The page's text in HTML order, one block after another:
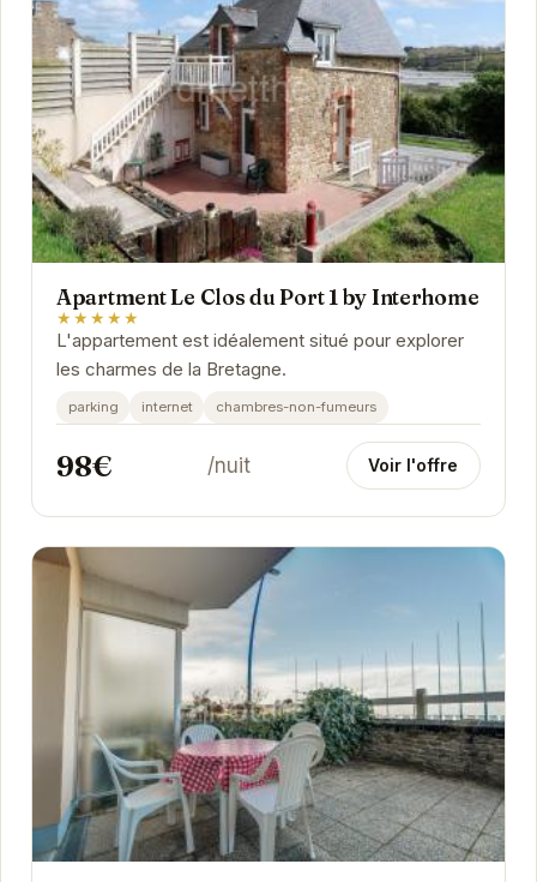
Apartment Le Clos du Port 1 by Interhome
★★★★★
L'appartement est idéalement situé pour explorer
les charmes de la Bretagne.
parking internet chambres-non-fumeurs
98€ /nuit Voir l'offre